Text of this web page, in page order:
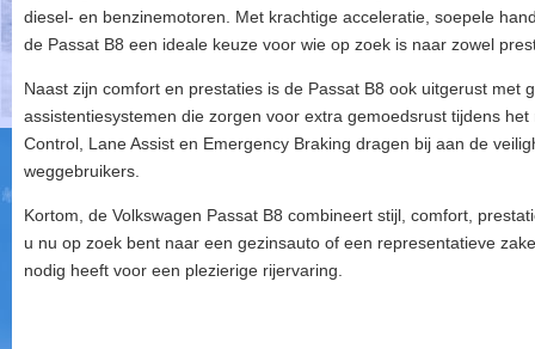
diesel- en benzinemotoren. Met krachtige acceleratie, soepele
de Passat B8 een ideale keuze voor wie op zoek is naar zowel
Naast zijn comfort en prestaties is de Passat B8 ook uitgerust met
assistentiesystemen die zorgen voor extra gemoedsrust tijdens
Control, Lane Assist en Emergency Braking dragen bij aan de
weggebruikers.
Kortom, de Volkswagen Passat B8 combineert stijl, comfort,
u nu op zoek bent naar een gezinsauto of een representatieve
nodig heeft voor een plezierige rijervaring.